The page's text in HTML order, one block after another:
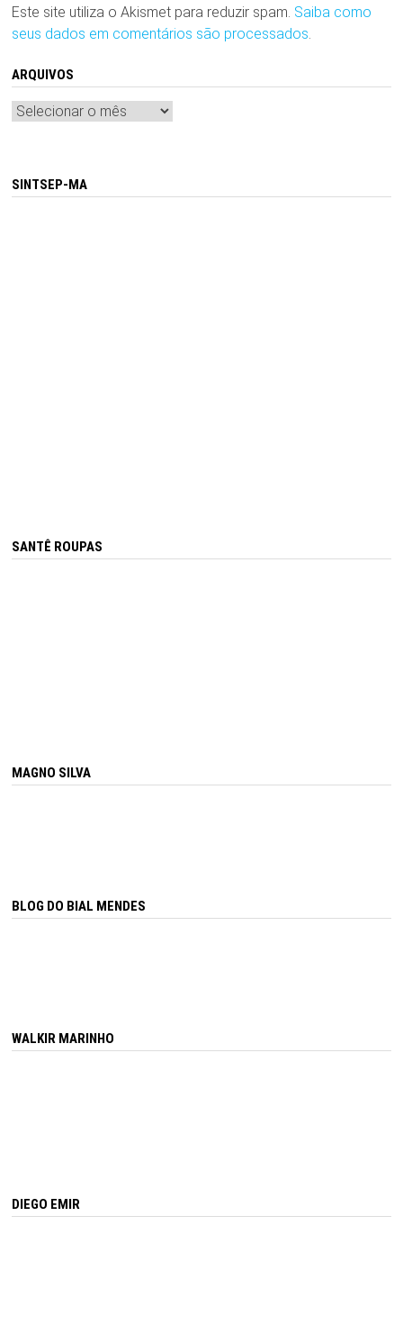
Este site utiliza o Akismet para reduzir spam. Saiba como
seus dados em comentários são processados.
ARQUIVOS
Arquivos
SINTSEP-MA
SANTÊ ROUPAS
MAGNO SILVA
BLOG DO BIAL MENDES
WALKIR MARINHO
DIEGO EMIR